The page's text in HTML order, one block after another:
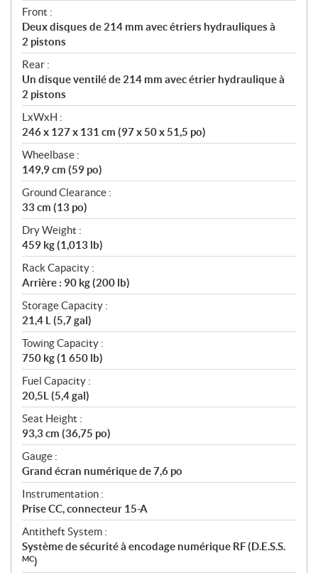
Front :
Deux disques de 214 mm avec étriers hydrauliques à
2 pistons
Rear :
Un disque ventilé de 214 mm avec étrier hydraulique à
2 pistons
LxWxH :
246 x 127 x 131 cm (97 x 50 x 51,5 po)
Wheelbase :
149,9 cm (59 po)
Ground Clearance :
33 cm (13 po)
Dry Weight :
459 kg (1,013 lb)
Rack Capacity :
Arrière : 90 kg (200 lb)
Storage Capacity :
21,4 L (5,7 gal)
Towing Capacity :
750 kg (1 650 lb)
Fuel Capacity :
20,5L (5,4 gal)
Seat Height :
93,3 cm (36,75 po)
Gauge :
Grand écran numérique de 7,6 po
Instrumentation :
Prise CC, connecteur 15-A
Antitheft System :
Système de sécurité à encodage numérique RF (D.E.S.S.
MC)